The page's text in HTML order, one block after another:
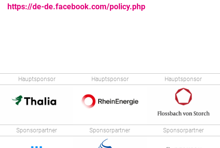
https://de-de.facebook.com/policy.php
Hauptsponsor Hauptsponsor Hauptsponsor
Sponsorpartner Sponsorpartner Sponsorpartner